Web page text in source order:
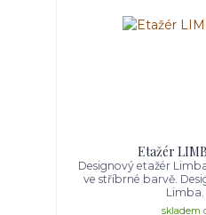
Etažér
Designový etažér
ve stříbrné barvě.
Limba.
skladem